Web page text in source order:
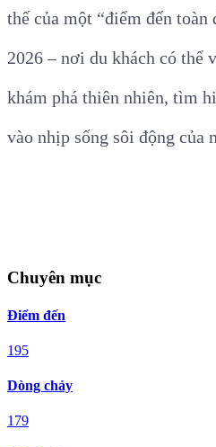
thế của một “điểm đến toàn
2026 – nơi du khách có thể
khám phá thiên nhiên, tìm
vào nhịp sống sôi động của
Chuyên mục
Điểm đến
195
Dòng chảy
179